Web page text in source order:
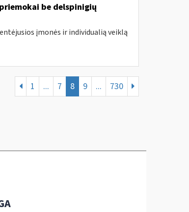
be delspinigių
įmonės ir individualią veiklą
1 ... 7 8 9 ... 730